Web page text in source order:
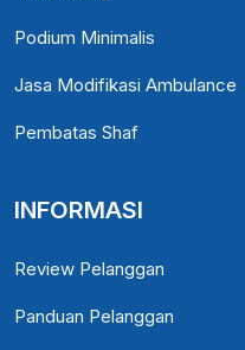
Podium Minimalis
Jasa Modifikasi Ambulance
Pembatas Shaf
INFORMASI
Review Pelanggan
Panduan Pelanggan